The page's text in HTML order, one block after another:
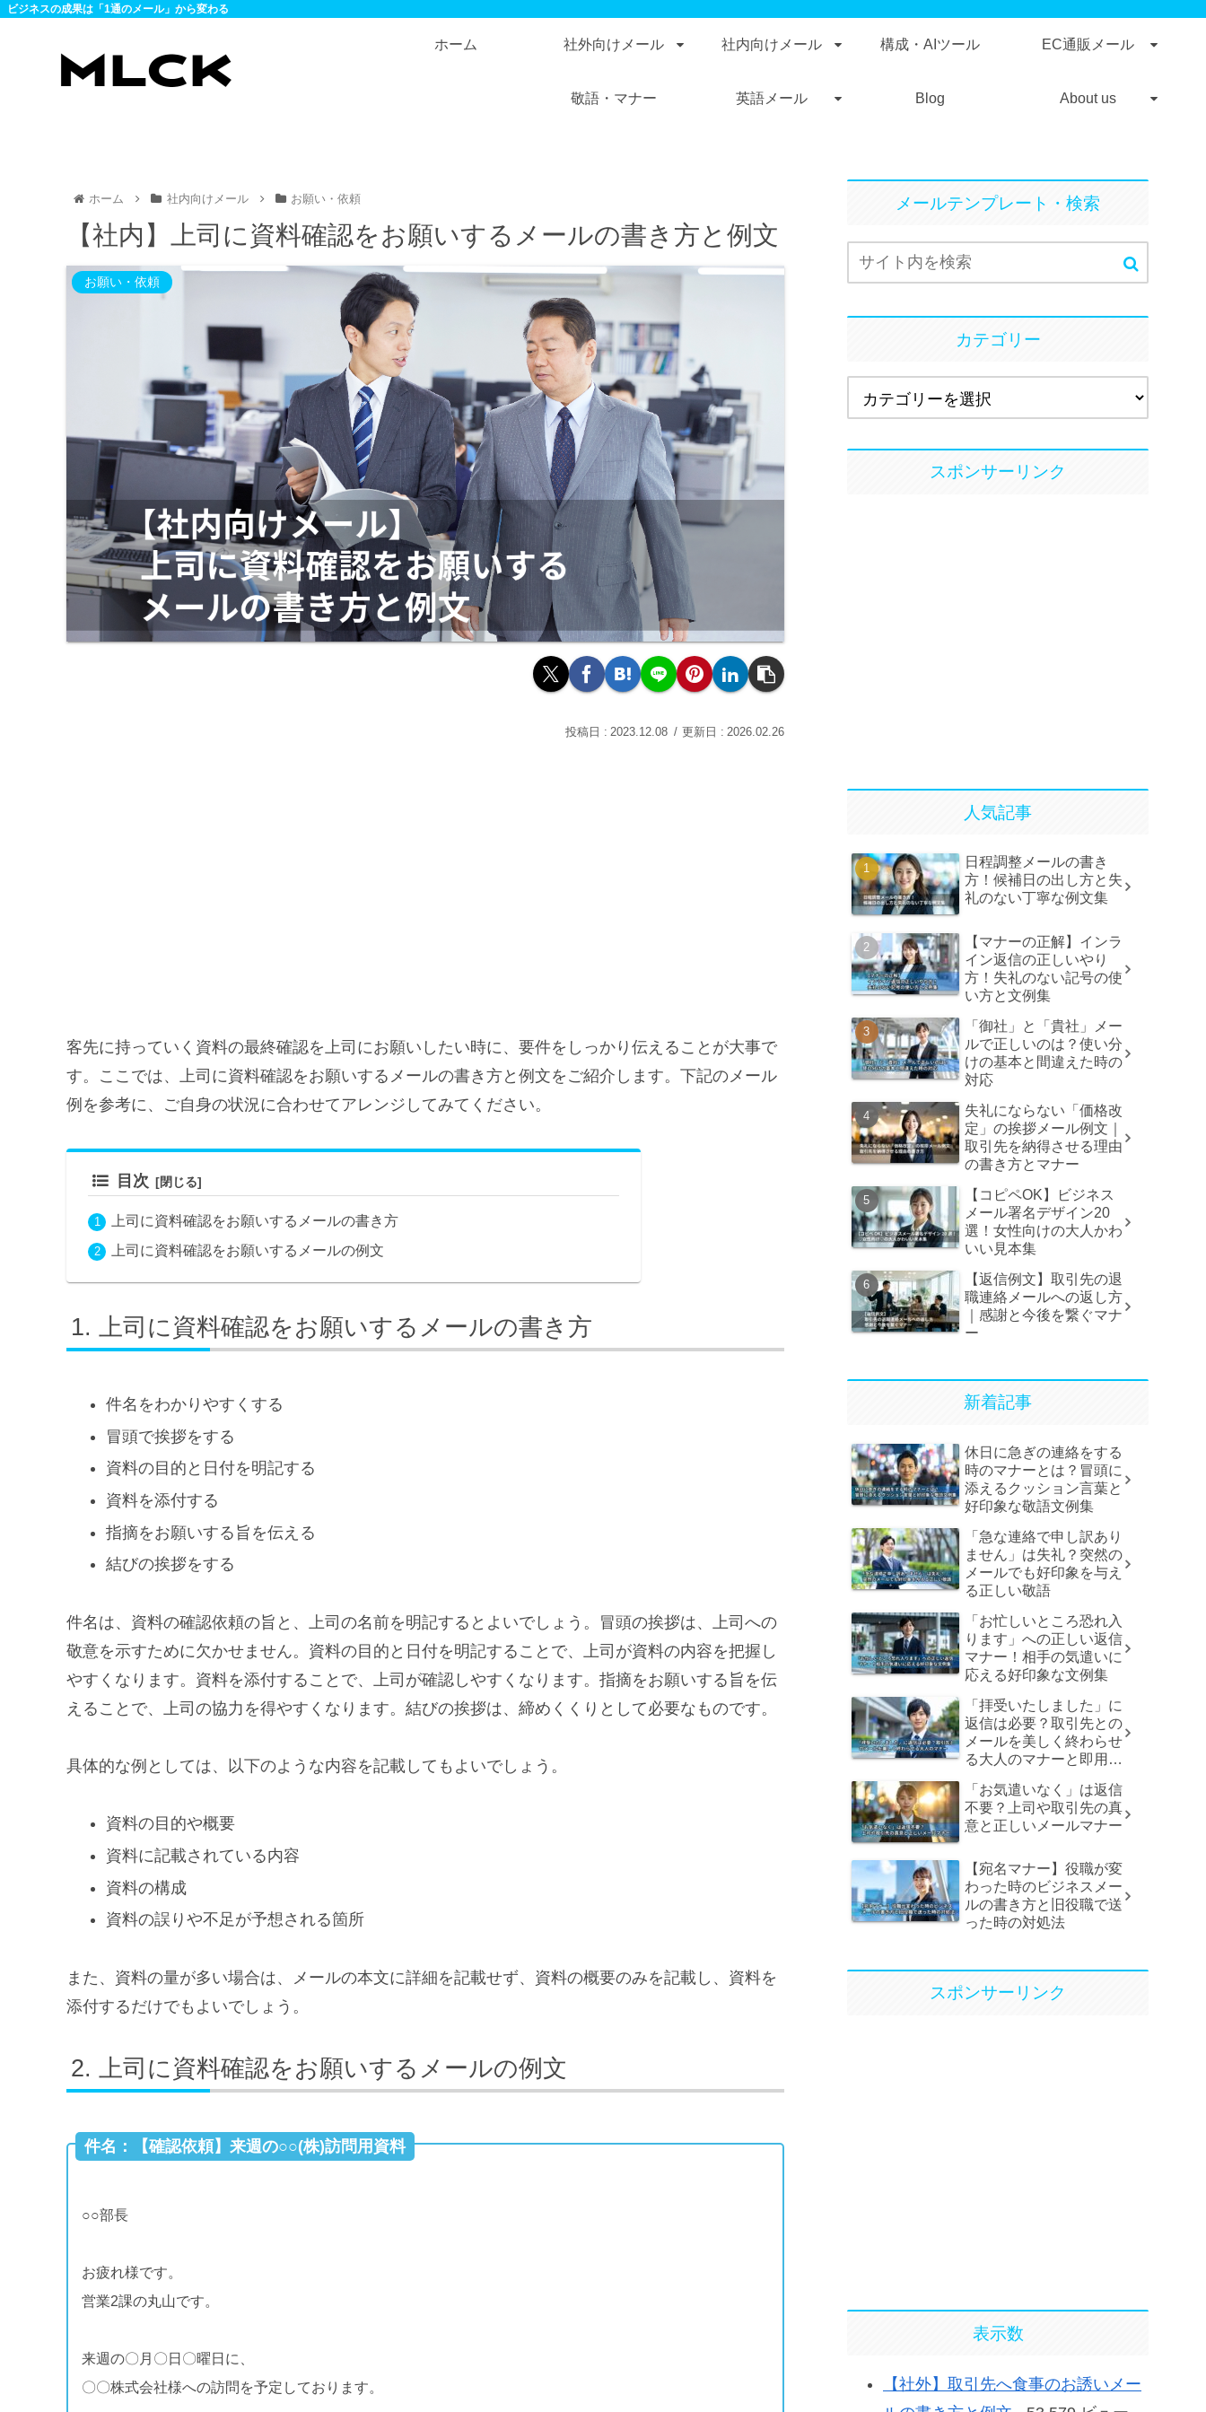
ビジネスの成果は「1通のメール」から変わる
ホーム 社外向けメール 社内向けメール 構成・AIツール EC通販メール
敬語・マナー 英語メール Blog About us
ホーム 社内向けメール お願い・依頼
【社内】上司に資料確認をお願いするメールの書き方と例文
お願い・依頼
2023.12.08 2026.02.26
客先に持っていく資料の最終確認を上司にお願いしたい時に、要件をしっかり伝えることが大事で
す。ここでは、上司に資料確認をお願いするメールの書き方と例文をご紹介します。下記のメール
例を参考に、ご自身の状況に合わせてアレンジしてみてください。
目次
上司に資料確認をお願いするメールの書き方
上司に資料確認をお願いするメールの例文
上司に資料確認をお願いするメールの書き方
件名をわかりやすくする
冒頭で挨拶をする
資料の目的と日付を明記する
資料を添付する
指摘をお願いする旨を伝える
結びの挨拶をする
件名は、資料の確認依頼の旨と、上司の名前を明記するとよいでしょう。冒頭の挨拶は、上司への
敬意を示すために欠かせません。資料の目的と日付を明記することで、上司が資料の内容を把握し
やすくなります。資料を添付することで、上司が確認しやすくなります。指摘をお願いする旨を伝
えることで、上司の協力を得やすくなります。結びの挨拶は、締めくくりとして必要なものです。
具体的な例としては、以下のような内容を記載してもよいでしょう。
資料の目的や概要
資料に記載されている内容
資料の構成
資料の誤りや不足が予想される箇所
また、資料の量が多い場合は、メールの本文に詳細を記載せず、資料の概要のみを記載し、資料を
添付するだけでもよいでしょう。
上司に資料確認をお願いするメールの例文
件名：【確認依頼】来週の○○(株)訪問用資料
○○部長
お疲れ様です。
営業2課の丸山です。
来週の〇月〇日〇曜日に、
〇〇株式会社様への訪問を予定しております。
メールテンプレート・検索
カテゴリー
スポンサーリンク
人気記事
日程調整メールの書き
方！候補日の出し方と失
礼のない丁寧な例文集
【マナーの正解】インラ
イン返信の正しいやり
方！失礼のない記号の使
い方と文例集
「御社」と「貴社」メー
ルで正しいのは？使い分
けの基本と間違えた時の
対応
失礼にならない「価格改
定」の挨拶メール例文｜
取引先を納得させる理由
の書き方とマナー
【コピペOK】ビジネス
メール署名デザイン20
選！女性向けの大人かわ
いい見本集
【返信例文】取引先の退
職連絡メールへの返し方
｜感謝と今後を繋ぐマナ
ー
新着記事
休日に急ぎの連絡をする
時のマナーとは？冒頭に
添えるクッション言葉と
好印象な敬語文例集
「急な連絡で申し訳あり
ません」は失礼？突然の
メールでも好印象を与え
る正しい敬語
「お忙しいところ恐れ入
ります」への正しい返信
マナー！相手の気遣いに
応える好印象な文例集
「拝受いたしました」に
返信は必要？取引先との
メールを美しく終わらせ
る大人のマナーと即用文
「お気遣いなく」は返信
不要？上司や取引先の真
意と正しいメールマナー
【宛名マナー】役職が変
わった時のビジネスメー
ルの書き方と旧役職で送
った時の対処法
スポンサーリンク
表示数
【社外】取引先へ食事のお誘いメー